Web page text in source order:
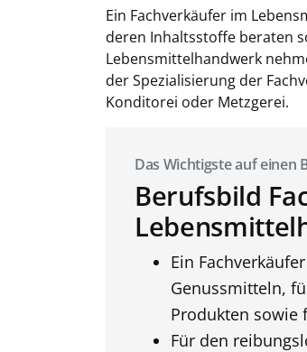
Ein Fachverkäufer im
deren Inhaltsstoffe beraten
Lebensmittelhandwerk
der Spezialisierung der
Konditorei oder Metzgerei.
Das Wichtigste auf einen
Berufsbild
Ein
Genussmitteln,
Produkten sowie
Für den